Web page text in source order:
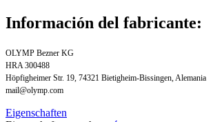
Información del fabricante:
OLYMP Bezner KG
HRA 300488
Höpfigheimer Str. 19, 74321 Bietigheim-Bissingen, Alemania
mail@olymp.com
Eigenschaften